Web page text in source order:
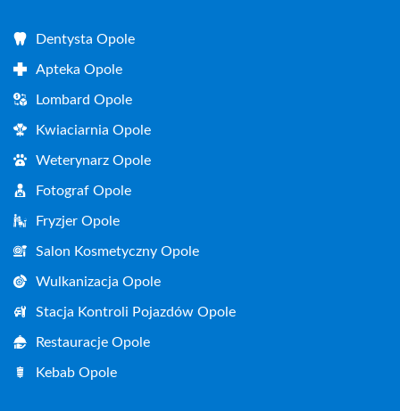
Dentysta Opole
Apteka Opole
Lombard Opole
Kwiaciarnia Opole
Weterynarz Opole
Fotograf Opole
Fryzjer Opole
Salon Kosmetyczny Opole
Wulkanizacja Opole
Stacja Kontroli Pojazdów Opole
Restauracje Opole
Kebab Opole